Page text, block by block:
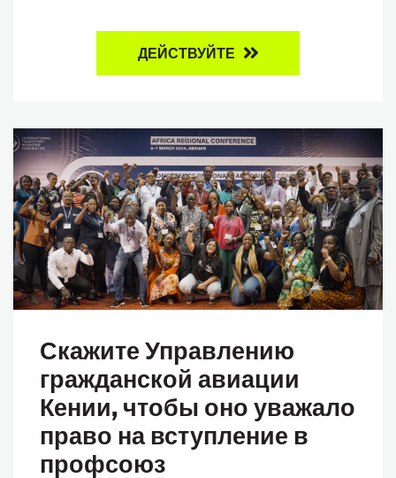
ДЕЙСТВУЙТЕ
Скажите Управлению
гражданской авиации
Кении, чтобы оно уважало
право на вступление в
профсоюз